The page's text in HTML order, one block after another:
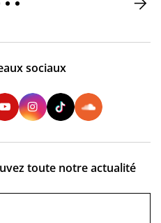
sociaux
FacebookLinkedInYoutubeInstagram
toute notre actualité